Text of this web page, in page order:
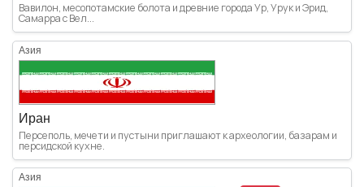
Вавилон, месопотамские болота и древние города Ур, Урук и Эрид,
Самарра с Вел...
Азия
Иран
Персеполь, мечети и пустыни приглашают к археологии, базарам и
персидской кухне.
Азия